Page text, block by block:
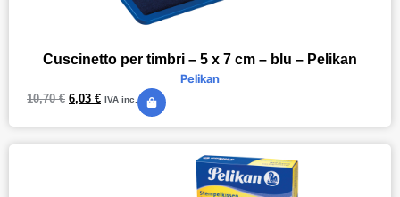
Cuscinetto per timbri – 5 x 7 cm – blu – Pelikan
Pelikan
10,70€ 6,03 € IVA inc.